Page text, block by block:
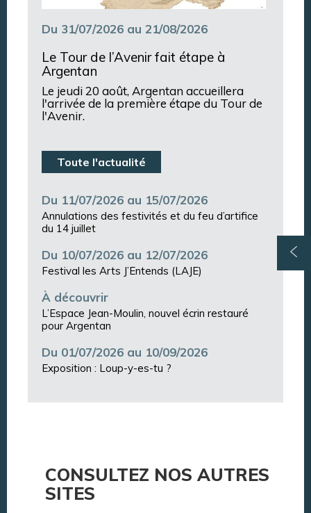
Du 31/07/2026 au 21/08/2026
Le Tour de l’Avenir fait étape à
Argentan
Le jeudi 20 août, Argentan accueillera
l'arrivée de la première étape du Tour de
l'Avenir.
Toute l'actualité
Du 11/07/2026 au 15/07/2026
Annulations des festivités et du feu d’artifice
du 14 juillet
Du 10/07/2026 au 12/07/2026
Festival les Arts J’Entends (LAJE)
À découvrir
L’Espace Jean-Moulin, nouvel écrin restauré
pour Argentan
Du 01/07/2026 au 10/09/2026
Exposition : Loup-y-es-tu ?
CONSULTEZ NOS AUTRES
SITES